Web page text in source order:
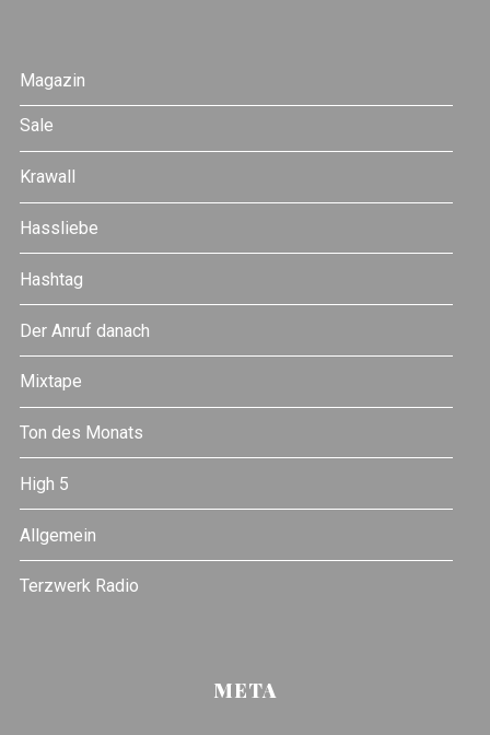
Magazin
Sale
Krawall
Hassliebe
Hashtag
Der Anruf danach
Mixtape
Ton des Monats
High 5
Allgemein
Terzwerk Radio
META